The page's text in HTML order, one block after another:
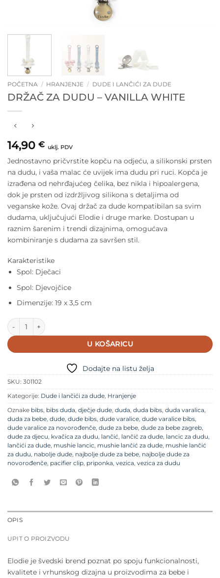
POČETNA / HRANJENJE / DUDE I LANČIĆI ZA DUDE
DRŽAČ ZA DUDU – VANILLA WHITE
14,90 € uklj. PDV
Jednostavno pričvrstite kopču na odjeću, a silikonski prsten
na dudu, i vaša malac će uvijek ima dudu pri ruci. Kopča je
izrađena od nehrđajućeg čelika, bez nikla i hipoalergena,
dok je prsten od izdržljivog silikona s detaljima od
veganske kože. Ovaj držač za dude kompatibilan sa svim
dudama, uključujući Elodie i druge marke. Dostupan u
raznim šarenim i trendi dizajnima, omogućava
kombiniranje s dudama za savršen stil.
Karakteristike
Spol: Dječaci
Spol: Djevojčice
Dimenzije: 19 x 3,5 cm
Držač za dudu - Vanilla White količina
U KOŠARICU
Dodajte na listu želja
SKU: 301102
Kategorije: Dude i lančići za dude, Hranjenje
Oznake bibs, bibs duda, dječje dude, duda, duda bibs, duda varalica,
duda za bebe, dude, dude bibs, dude varalice, dude varalice bibs,
dude varalice za novorođenče, dude za bebe, dude za bebe zagreb,
dude za djecu, kvačica za dudu, lančić, lančić za dude, lancic za dudu,
lančići za dude, mushie lancic, mushie lančić za dude, mushie lančić
za dudu, nabolje dude, najbolje dude za bebe, najbolje dude za
novorođenče, pacifier clip, priponka, vezica, vezica za dudu
OPIS
UPIT O PROIZVODU
Elodie je švedski brend poznat po spoju funkcionalnosti,
kvalitete i vrhunskog dizajna u proizvodima za bebe i